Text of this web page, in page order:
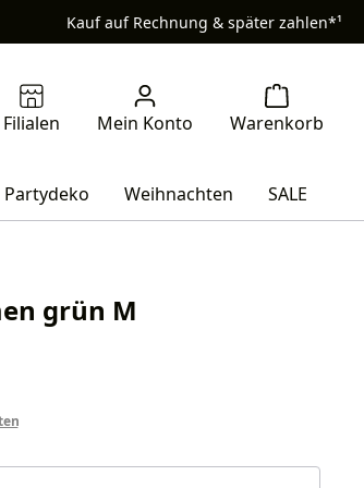
Kauf auf Rechnung & später zahlen*¹
Partydeko Weihnachten SALE
grün M